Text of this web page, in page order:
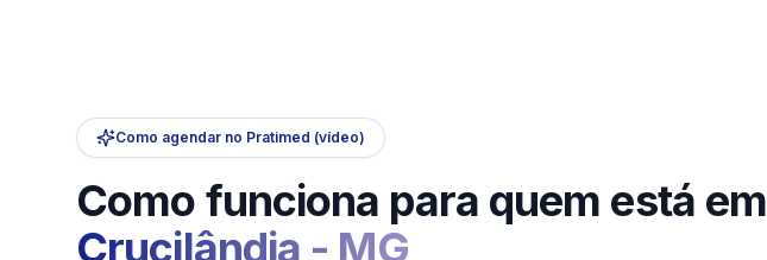
Como agendar no Pratimed (vídeo)
Como funciona para quem está em
Crucilândia - MG